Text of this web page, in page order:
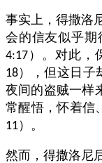
事实上，得撒洛
会的信友似乎期
4:17 ）。对此，
18），但这日子
夜间的盗贼一样
常醒悟，怀着信
11）。
然而，得撒洛尼